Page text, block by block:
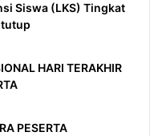
Siswa (LKS) Tingkat
HARI TERAKHIR
PESERTA